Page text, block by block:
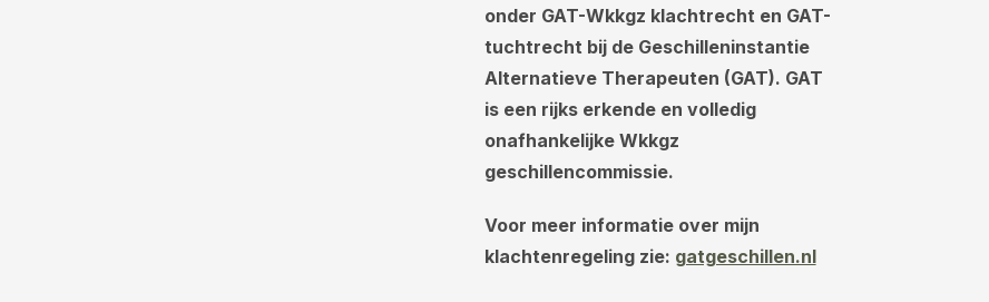
onder GAT-Wkkgz klachtrecht en GAT-
tuchtrecht bij de Geschilleninstantie
Alternatieve Therapeuten (GAT). GAT
is een rijks erkende en volledig
onafhankelijke Wkkgz
geschillencommissie.
Voor meer informatie over mijn
klachtenregeling zie: gatgeschillen.nl